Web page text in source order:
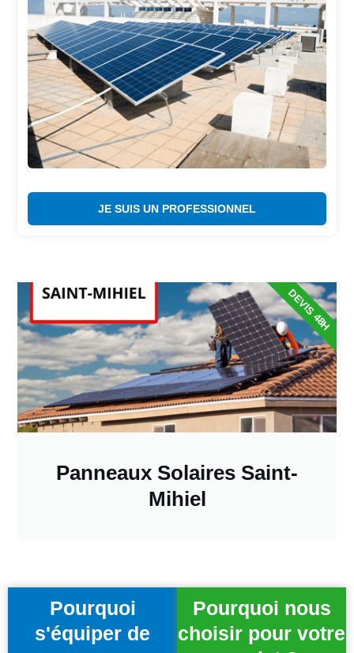
JE SUIS UN PROFESSIONNEL
Panneaux Solaires Saint-
Mihiel
DEVIS 48H
Pourquoi
s'équiper de
Pourquoi nous
choisir pour votre